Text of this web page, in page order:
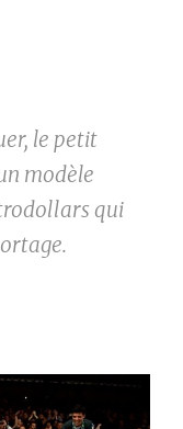
le petit
modèle
qui